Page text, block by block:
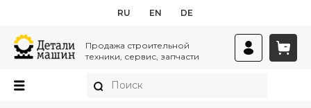
RU EN DE
Продажа строительной
техники, сервис, запчасти